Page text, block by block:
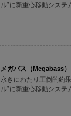
ル”に新重心移動システ
メガバス（Megabass
永きにわたり圧倒的釣
ル”に新重心移動システ